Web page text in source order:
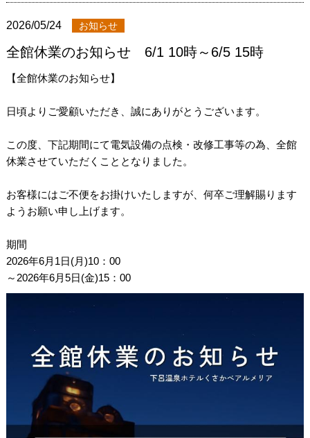
2026/05/24 お知らせ
全館休業のお知らせ 6/1 10時～6/5 15時
【全館休業のお知らせ】
日頃よりご愛顧いただき、誠にありがとうございます。
この度、下記期間にて電気設備の点検・改修工事等の為、全館
休業させていただくこととなりました。
お客様にはご不便をお掛けいたしますが、何卒ご理解賜ります
ようお願い申し上げます。
期間
2026年6月1日(月)10：00
～2026年6月5日(金)15：00